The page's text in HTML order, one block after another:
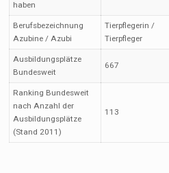
haben
Berufsbezeichnung
Azubine / Azubi
Tierpflegerin /
Tierpfleger
Ausbildungsplätze
Bundesweit
667
Ranking Bundesweit
nach Anzahl der
Ausbildungsplätze
(Stand 2011)
113